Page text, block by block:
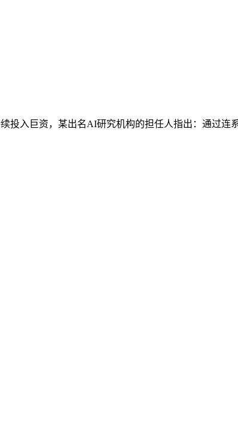
投入巨资，某出名AI研究机构的担任人指出：通过连